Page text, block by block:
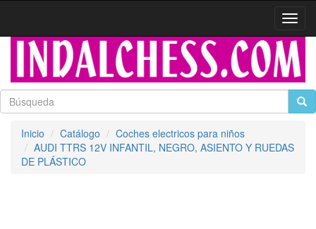
Inicio Catálogo
Coches electricos para niños
AUDI TTRS 12V INFANTIL, NEGRO, ASIENTO Y RUEDAS
DE PLÁSTICO